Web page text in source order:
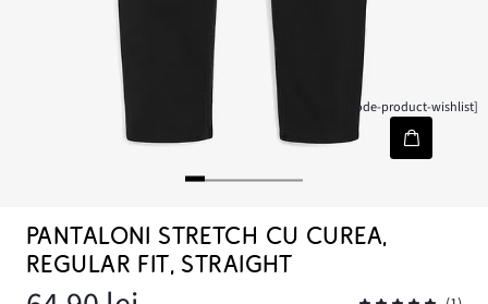
[node-product-wishlist]
PANTALONI STRETCH CU CUREA,
REGULAR FIT, STRAIGHT